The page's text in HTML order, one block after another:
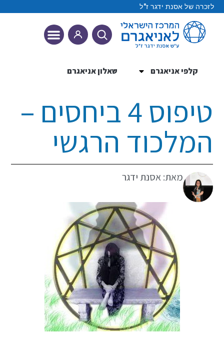
לזכרה של אסנת ידגר ז"ל
קלפי אניאגרם שאלון אניאגרם
טיפוס 4 ביחסים –
המלכוד הרגשי
מאת: אסנת ידגר